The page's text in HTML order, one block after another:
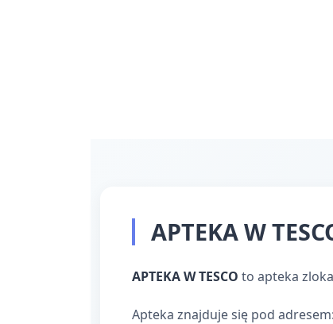
APTEKA W
APTEKA W TESCO to apteka
Apteka znajduje się pod